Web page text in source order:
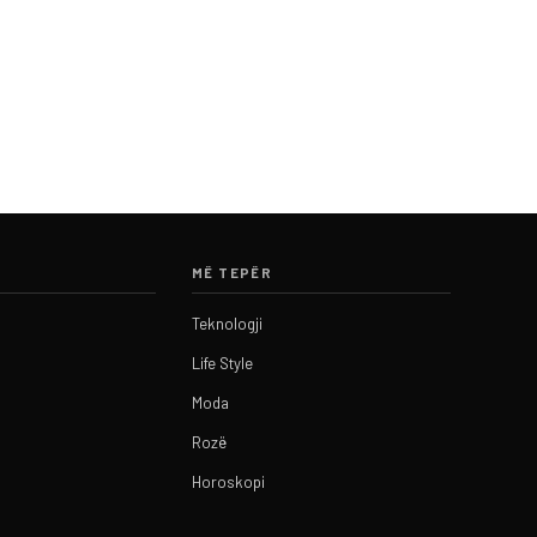
MË TEPËR
Teknologji
Life Style
Moda
Rozë
Horoskopi